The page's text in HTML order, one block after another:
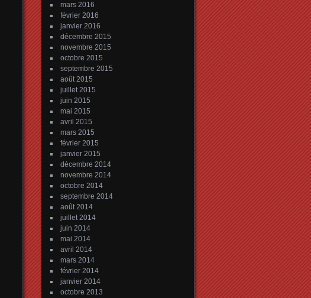
mars 2016
février 2016
janvier 2016
décembre 2015
novembre 2015
octobre 2015
septembre 2015
août 2015
juillet 2015
juin 2015
mai 2015
avril 2015
mars 2015
février 2015
janvier 2015
décembre 2014
novembre 2014
octobre 2014
septembre 2014
août 2014
juillet 2014
juin 2014
mai 2014
avril 2014
mars 2014
février 2014
janvier 2014
octobre 2013